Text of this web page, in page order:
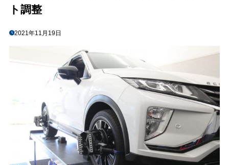
ト調整
2021年11月19日